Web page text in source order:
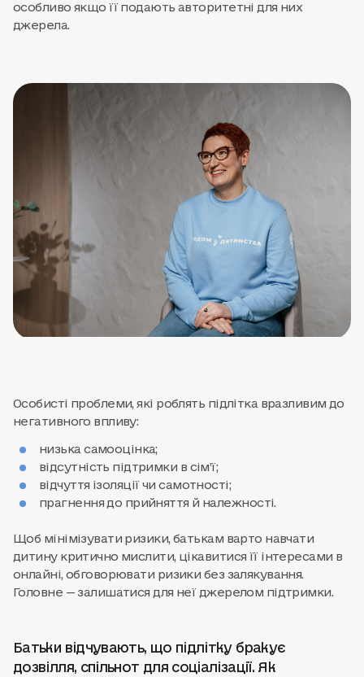
особливо якщо її подають авторитетні для них
джерела.
Особисті проблеми, які роблять підлітка вразливим до
негативного впливу:
низька самооцінка;
відсутність підтримки в сім’ї;
відчуття ізоляції чи самотності;
прагнення до прийняття й належності.
Щоб мінімізувати ризики, батькам варто навчати
дитину критично мислити, цікавитися її інтересами в
онлайні, обговорювати ризики без залякування.
Головне — залишатися для неї джерелом підтримки.
Батьки відчувають, що підлітку бракує
дозвілля, спільнот для соціалізації. Як